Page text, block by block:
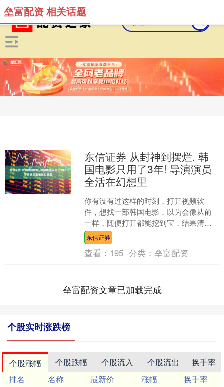
垒富配资 相关话题
东信证券 从封神到摆烂, 韩
国电影只用了3年! 导演演员
全活在幻想里
你有没有过这样的时刻，打开视频软
件，想找一部韩国电影，以为会像从前
一样，随便打开都能挖到宝，结果清一
色都是网络大电影的既视感。 韩国电影
正在失去了她的魅力。 再....
东信证券
查看： 195 分类： 垒富配资
垒富配资文章已加载完成
个股实时涨跌榜
个股涨幅 个股跌幅 个股流入 个股流出
换手率
排名
名称 最新价 涨幅
换手率